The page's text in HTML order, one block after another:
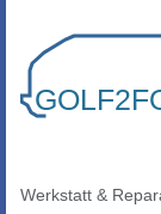
Werkstatt &